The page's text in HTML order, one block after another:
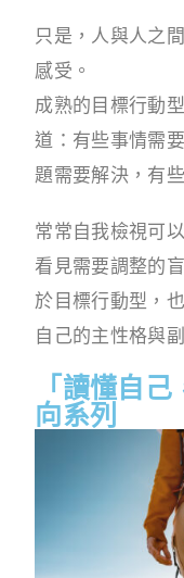
只是，人與人之
感受。
成熟的目標行動
道：有些事情需
題需要解決，有
常常自我檢視可
看見需要調整的
於目標行動型，
自己的主性格與
「讀懂自
向系列